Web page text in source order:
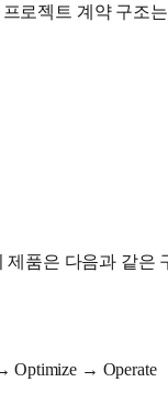
로젝트 계약 구조
제품은 다음과 같은
Optimize → Operate